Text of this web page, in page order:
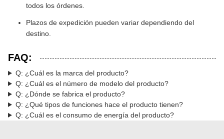
todos los órdenes.
Plazos de expedición pueden variar dependiendo del
destino.
FAQ:
Q: ¿Cuál es la marca del producto?
Q: ¿Cuál es el número de modelo del producto?
Q: ¿Dónde se fabrica el producto?
Q: ¿Qué tipos de funciones hace el producto tienen?
Q: ¿Cuál es el consumo de energía del producto?